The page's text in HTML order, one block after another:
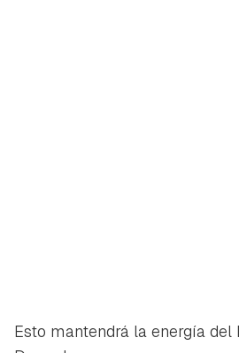
Esto mantendrá la energía del